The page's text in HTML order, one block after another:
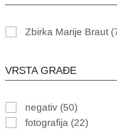
Zbirka Marije Braut
VRSTA GRAĐE
negativ (50)
fotografija (22)